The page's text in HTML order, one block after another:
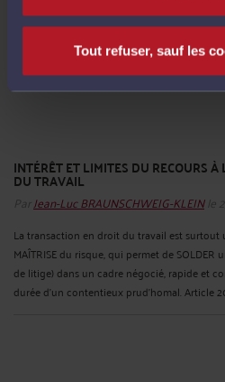
Tout refuser, sauf les
INTÉRÊT ET LIMITES DU RECOURS
DU TRAVAIL
Par Jean-Luc BRAUNSCHWEIG-KLEINle
La transaction en droit du travail est surtout
MAÎTRISE du risque, qui permet de
de litige) dans un cadre négocié, rapide et
durée d’un contentieux prud’homal. Article